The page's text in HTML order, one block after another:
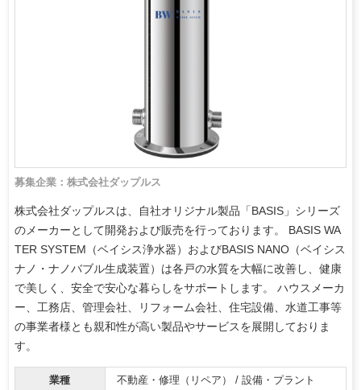
募集企業：株式会社ダップルス
株式会社ダップルスは、自社オリジナル製品「BASIS」シリーズ
のメーカーとして開発および販売を行っております。 BASIS WA
TER SYSTEM（ベイシス浄水器）およびBASIS NANO（ベイシス
ナノ・ナノバブル生成装置）は各戸の水質を大幅に改善し、健康
で美しく、安全で安心な暮らしをサポートします。 ハウスメーカ
ー、工務店、管理会社、リフォーム会社、住宅設備、水道工事等
の事業者様とも親和性が高い製品やサービスを展開しておりま
す。
業種 不動産・修理（リペア） / 設備・プラント